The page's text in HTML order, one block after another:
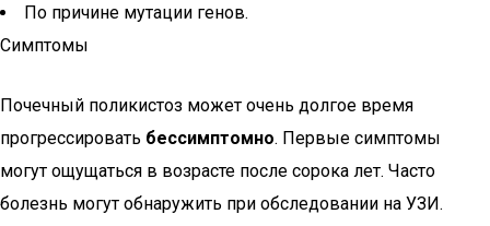
По причине мутации генов.
Симптомы
Почечный поликистоз может очень долгое время
прогрессировать бессимптомно. Первые симптомы
могут ощущаться в возрасте после сорока лет. Часто
болезнь могут обнаружить при обследовании на УЗИ.